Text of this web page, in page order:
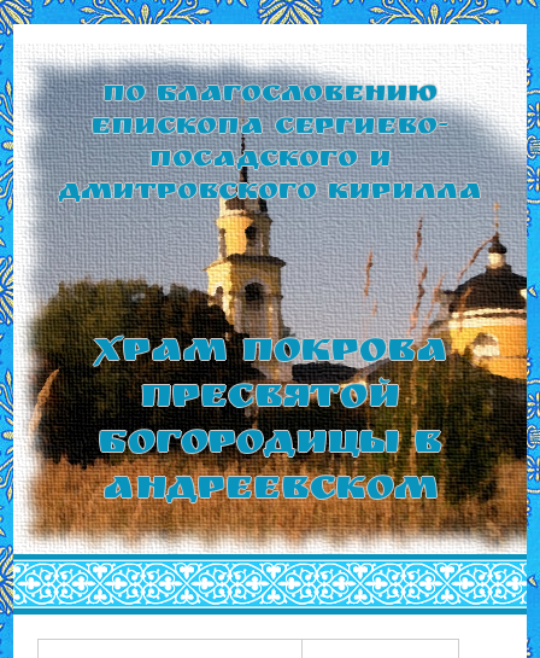
По благословению
Епископа Сергиево-
Посадского и
Дмитровского Кирилла
Храм Покрова
Пресвятой
Богородицы в
Андреевском